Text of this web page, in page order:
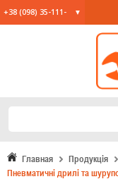
+38 (098) 35-111-
Главная Продукція
Пневматичні дрилі та